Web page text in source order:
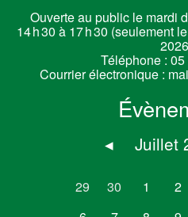
Ouverte au public le mardi
14 h 30 à 17 h 30 (seulement
Téléphone : 05
Courrier électronique :
◂ Juillet
29 30 1 2